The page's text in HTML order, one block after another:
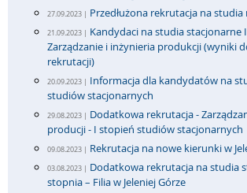
27.09.2023 | Przedłużona rekrutacja na
21.09.2023 | Kandydaci na studia stacjonarne
Zarządzanie i inżynieria produkcji (wyniki
rekrutacji)
20.09.2023 | Informacja dla kandydatów na
studiów stacjonarnych
29.08.2023 | Dodatkowa rekrutacja -
producji - I stopień studiów stacjonarnych
09.08.2023 | Rekrutacja na nowe kierunki w
03.08.2023 | Dodatkowa rekrutacja na studia
stopnia – Filia w Jeleniej Górze